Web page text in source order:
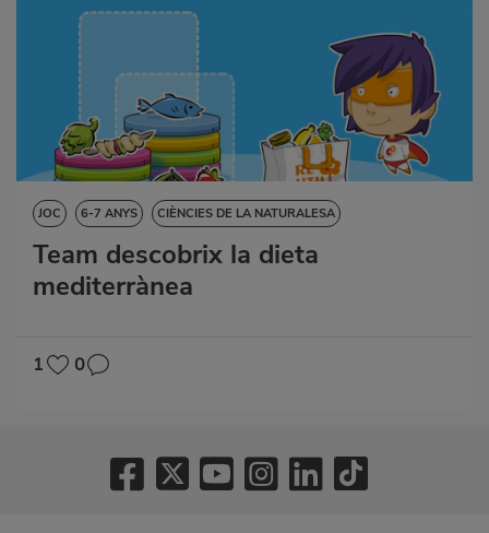
JOC 6-7 ANYS CIÈNCIES DE LA NATURALESA
Team descobrix la dieta
mediterrànea
1 0